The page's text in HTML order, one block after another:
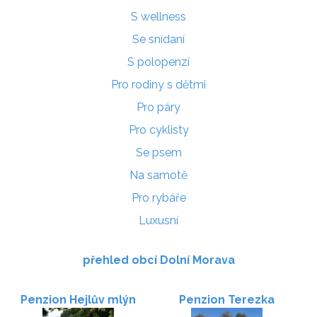
S wellness
Se snídaní
S polopenzí
Pro rodiny s dětmi
Pro páry
Pro cyklisty
Se psem
Na samotě
Pro rybáře
Luxusní
přehled obcí Dolní Morava
Penzion Hejlův mlýn Penzion Terezka